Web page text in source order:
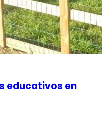
educativos en